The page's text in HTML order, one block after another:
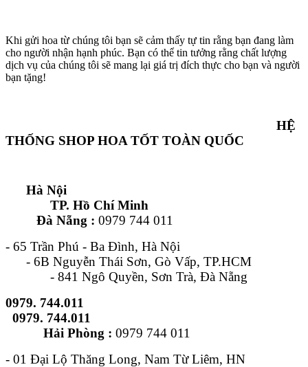
Khi gửi hoa từ chúng tôi bạn sẽ cảm thấy tự tin rằng bạn đang làm
cho người nhận hạnh phúc. Bạn có thể tin tưởng rằng chất lượng
dịch vụ của chúng tôi sẽ mang lại giá trị đích thực cho bạn và người
bạn tặng!
HỆ
THỐNG SHOP HOA TỐT TOÀN QUỐC
Hà Nội
TP. Hồ Chí Minh
Đà Nẵng : 0979 744 011
- 65 Trần Phú - Ba Đình, Hà Nội
- 6B Nguyễn Thái Sơn, Gò Vấp, TP.HCM
- 841 Ngô Quyền, Sơn Trà, Đà Nẵng
0979. 744.011
0979. 744.011
Hải Phòng : 0979 744 011
- 01 Đại Lộ Thăng Long, Nam Từ Liêm, HN